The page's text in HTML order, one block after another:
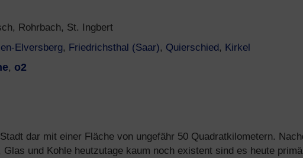
Rohrbach, St. Ingbert
Elversberg, Friedrichsthal (Saar), Quierschied, Kirkel
, o2
dar mit einer Fläche von ungefähr 50 Quadratkilometern.
und Kohle heutzutage kaum noch existent sind es heute